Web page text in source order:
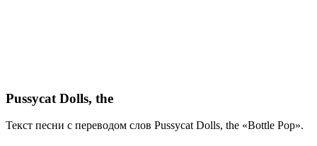
Pussycat Dolls, the
Текст песни с переводом слов Pussycat Dolls, the «Bottle Pop».